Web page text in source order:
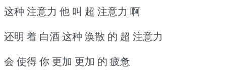
这种 注意力 他 叫 超 注意力 啊
还明 着 白酒 这种 涣散 的 超 注意力
会 使得 你 更加 更加 的 疲惫